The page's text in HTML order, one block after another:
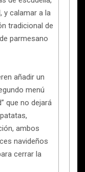
y calamar a la
tradicional de
parmesano
añadir un
menú
que no dejará
ambos
navideños
cerrar la